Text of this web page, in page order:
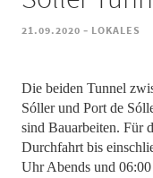
21.09.2020 - LOKALES
Die beiden Tunnel
Sóller und Port de
sind Bauarbeiten. Für
Durchfahrt bis
Uhr Abends und